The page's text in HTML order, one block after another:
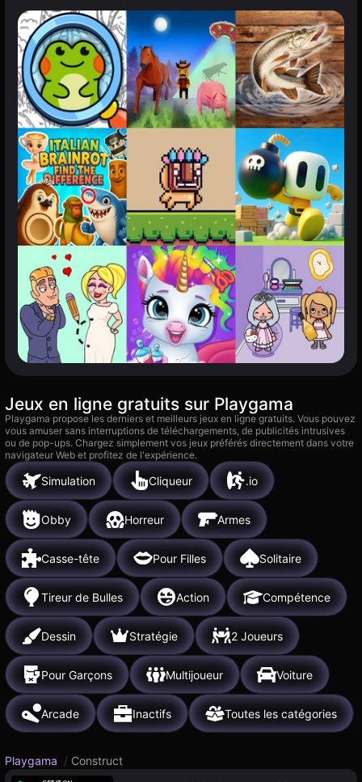
Jeux en ligne gratuits sur Playgama
Playgama propose les derniers et meilleurs jeux en ligne gratuits. Vous pouvez
vous amuser sans interruptions de téléchargements, de publicités intrusives
ou de pop-ups. Chargez simplement vos jeux préférés directement dans votre
navigateur Web et profitez de l'expérience.
Simulation Cliqueur .io
Obby Horreur Armes
Casse-tête Pour Filles Solitaire
Tireur de Bulles Action Compétence
Dessin Stratégie 2 Joueurs
Pour Garçons Multijoueur Voiture
Arcade Inactifs Toutes les catégories
Playgama / Construct